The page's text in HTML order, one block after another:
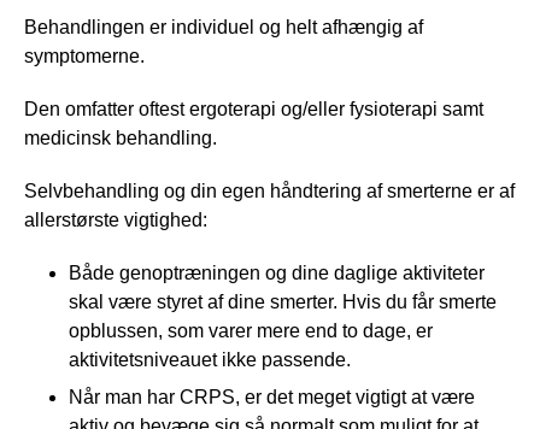
Behandlingen er individuel og helt afhængig af
symptomerne.
Den omfatter oftest ergoterapi og/eller fysioterapi samt
medicinsk behandling.
Selvbehandling og din egen håndtering af smerterne er af
allerstørste vigtighed:
Både genoptræningen og dine daglige aktiviteter
skal være styret af dine smerter. Hvis du får smerte
opblussen, som varer mere end to dage, er
aktivitetsniveauet ikke passende.
Når man har CRPS, er det meget vigtigt at være